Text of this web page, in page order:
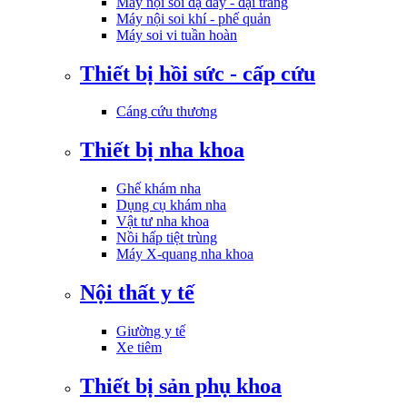
Máy nội soi khí - phế quản
Máy soi vi tuần hoàn
Thiết bị hồi sức - cấp cứu
Cáng cứu thương
Thiết bị nha khoa
Ghế khám nha
Dụng cụ khám nha
Vật tư nha khoa
Nồi hấp tiệt trùng
Máy X-quang nha khoa
Nội thất y tế
Giường y tế
Xe tiêm
Thiết bị sản phụ khoa